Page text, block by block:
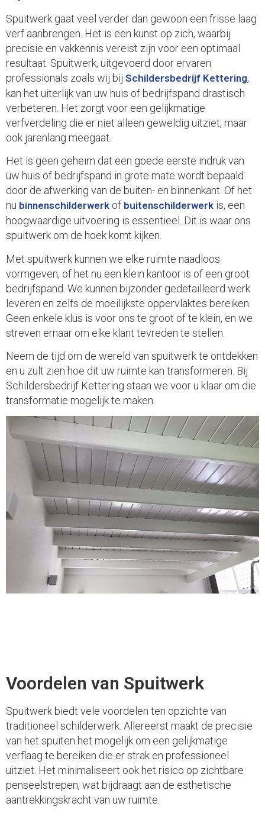
Spuitwerk gaat veel verder dan gewoon een frisse laag
verf aanbrengen. Het is een kunst op zich, waarbij
precisie en vakkennis vereist zijn voor een optimaal
resultaat. Spuitwerk, uitgevoerd door ervaren
professionals zoals wij bij Schildersbedrijf Kettering,
kan het uiterlijk van uw huis of bedrijfspand drastisch
verbeteren. Het zorgt voor een gelijkmatige
verfverdeling die er niet alleen geweldig uitziet, maar
ook jarenlang meegaat.
Het is geen geheim dat een goede eerste indruk van
uw huis of bedrijfspand in grote mate wordt bepaald
door de afwerking van de buiten- en binnenkant. Of het
nu binnenschilderwerk of buitenschilderwerk is, een
hoogwaardige uitvoering is essentieel. Dit is waar ons
spuitwerk om de hoek komt kijken.
Met spuitwerk kunnen we elke ruimte naadloos
vormgeven, of het nu een klein kantoor is of een groot
bedrijfspand. We kunnen bijzonder gedetailleerd werk
leveren en zelfs de moeilijkste oppervlaktes bereiken.
Geen enkele klus is voor ons te groot of te klein, en we
streven ernaar om elke klant tevreden te stellen.
Neem de tijd om de wereld van spuitwerk te ontdekken
en u zult zien hoe dit uw ruimte kan transformeren. Bij
Schildersbedrijf Kettering staan we voor u klaar om die
transformatie mogelijk te maken.
Voordelen van Spuitwerk
Spuitwerk biedt vele voordelen ten opzichte van
traditioneel schilderwerk. Allereerst maakt de precisie
van het spuiten het mogelijk om een gelijkmatige
verflaag te bereiken die er strak en professioneel
uitziet. Het minimaliseert ook het risico op zichtbare
penseelstrepen, wat bijdraagt aan de esthetische
aantrekkingskracht van uw ruimte.